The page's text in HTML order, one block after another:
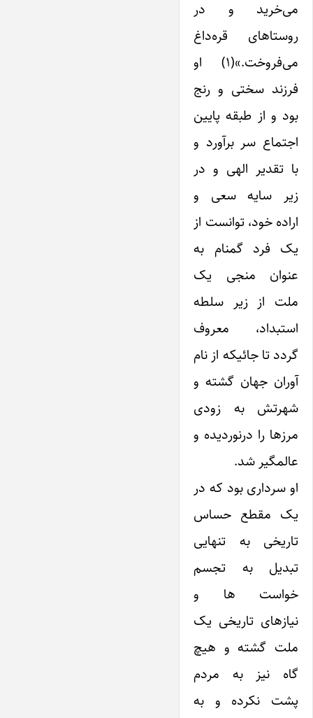
می‌خرید و در
روستاهای قره‌داغ
می‌فروخت.»(۱) او
فرزند سختی و رنج
بود و از طبقه پایین
اجتماع سر برآورد و
با تقدیر الهی و در
زیر سایه سعی و
اراده خود، توانست از
یک فرد گمنام به
عنوان منجی یک
ملت از زیر سلطه
استبداد، معروف
گردد تا جائیکه از نام
آوران جهان گشته و
شهرتش به زودی
مرزها را درنوردیده و
عالمگیر شد.
او سرداری بود که در
یک مقطع حساس
تاریخی به تنهایی
تبدیل به تجسم
خواست ها و
نیازهای تاریخی یک
ملت گشته و هیچ
گاه نیز به مردم
پشت نکرده و به